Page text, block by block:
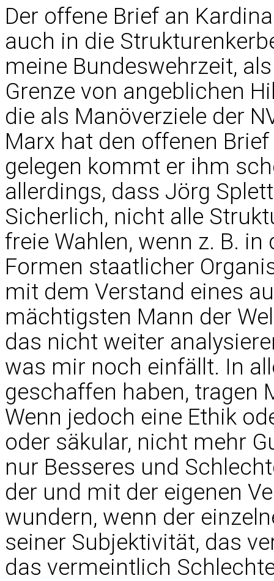
Der offene Brief an
auch in die
meine Bundeswehrzeit,
Grenze von angeblichen
die als Manöverziele der
Marx hat den offenen
gelegen kommt er ihm
allerdings, dass Jörg
Sicherlich, nicht alle
freie Wahlen, wenn z. B.
Formen staatlicher
mit dem Verstand eines
mächtigsten Mann der
das nicht weiter
was mir noch einfällt. In
geschaffen haben, tragen
Wenn jedoch eine Ethik
oder säkular, nicht mehr
nur Besseres und
der und mit der eigenen
wundern, wenn der
seiner Subjektivität, das
das vermeintlich